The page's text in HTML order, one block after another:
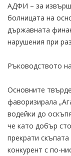
АДФИ – за
болницата на
държавната
нарушения при
Ръководството
Основните
фаворизирала
водейки до
че като добър
прекрати
конкурент с по-